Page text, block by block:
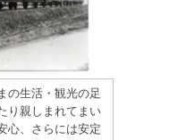
の生活・観光の足
り親しまれてまい
心、さらには安定